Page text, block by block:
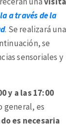
a través de la
. Se realizará una
se
sensoriales y
y a las 17:00
general, es
es necesaria